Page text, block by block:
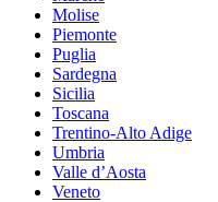
Molise
Piemonte
Puglia
Sardegna
Sicilia
Toscana
Trentino-Alto Adige
Umbria
Valle d’Aosta
Veneto